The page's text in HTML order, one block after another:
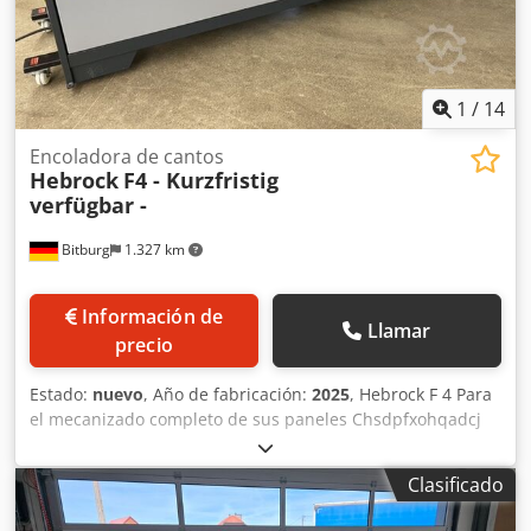
1 / 14
Bitburg 1.327 km
Encoladora de cantos
Hebrock F4 - Kurzfristig
verfügbar -
Información de
precio
Llamar
Estado: nuevo, Año de fabricación: 2025, Hebrock F 4 Para
el mecanizado completo de sus paneles Chsdpfxohqadcj
Ag Tsa Para aquellos que no se conforman con soluciones
a medias. Con la F 4, le ofrecemos un modelo con el que
puede producir bordes completamente mecanizados en
una longitud de máquina de solo 4 m. La F 4 no solo
Clasificado